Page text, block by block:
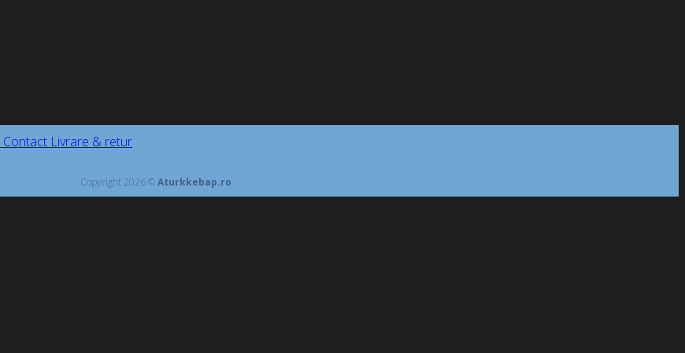
Contact Livrare & retur
Copyright 2026 ©Aturkkebap.ro